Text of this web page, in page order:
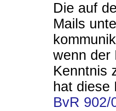
Die auf
Mails
wenn der
Kenntnis
hat
BvR 902/